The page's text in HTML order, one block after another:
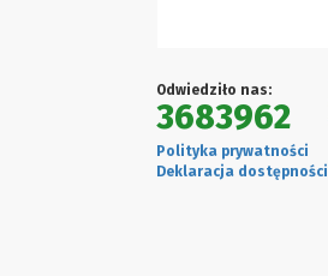
Odwiedziło nas:
3683962
Polityka prywatności
Deklaracja dostępności